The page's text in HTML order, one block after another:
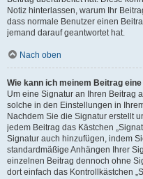
Notiz hinterlassen, warum Ihr
dass normale Benutzer einen
jemand darauf geantwortet hat.
Nach oben
Wie kann ich meinem Beitrag
Um eine Signatur an Ihren Beitrag
solche in den Einstellungen in
Nachdem Sie die Signatur erstellt
jedem Beitrag das Kästchen
Signatur auch hinzufügen, indem
standardmäßige Anhängen Ihrer
einzelnen Beitrag dennoch ohne
dort einfach das Kontrollkästchen